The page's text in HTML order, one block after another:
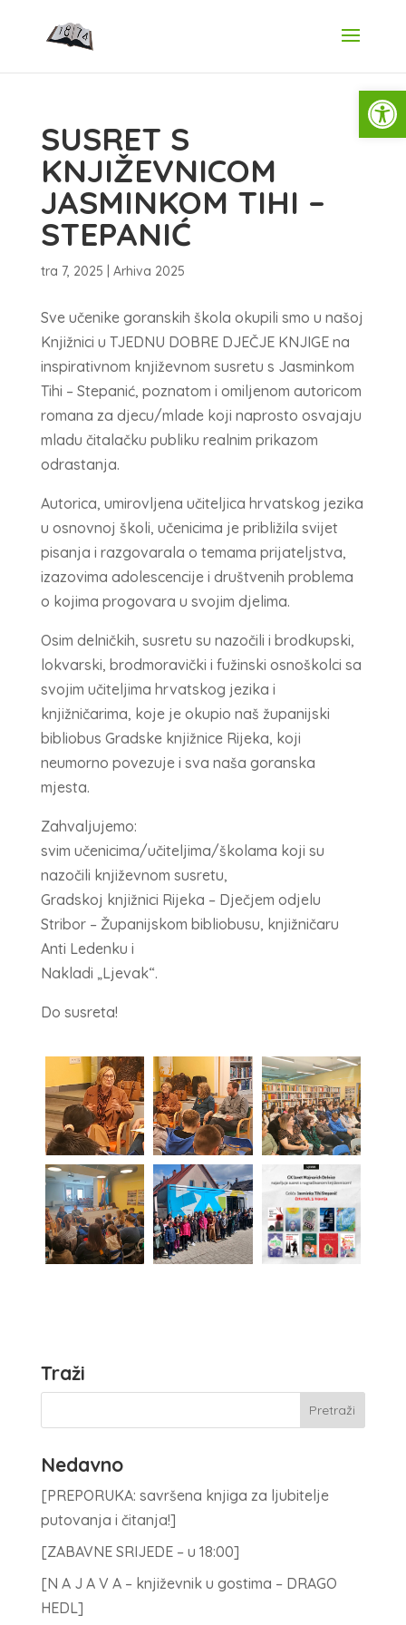
SUSRET S
KNJIŽEVNICOM
JASMINKOM TIHI –
STEPANIĆ
tra 7, 2025 Arhiva 2025
Sve učenike goranskih škola okupili smo u našoj
Knjižnici u TJEDNU DOBRE DJEČJE KNJIGE na
inspirativnom književnom susretu s Jasminkom
Tihi – Stepanić, poznatom i omiljenom autoricom
romana za djecu/mlade koji naprosto osvajaju
mladu čitalačku publiku realnim prikazom
odrastanja.
Autorica, umirovljena učiteljica hrvatskog jezika
u osnovnoj školi, učenicima je približila svijet
pisanja i razgovarala o temama prijateljstva,
izazovima adolescencije i društvenih problema
o kojima progovara u svojim djelima.
Osim delničkih, susretu su nazočili i brodkupski,
lokvarski, brodmoravički i fužinski osnoškolci sa
svojim učiteljima hrvatskog jezika i
knjižničarima, koje je okupio naš županijski
bibliobus Gradske knjižnice Rijeka, koji
neumorno povezuje i sva naša goranska
mjesta.
Zahvaljujemo:
svim učenicima/učiteljima/školama koji su
nazočili književnom susretu,
Gradskoj knjižnici Rijeka – Dječjem odjelu
Stribor – Županijskom bibliobusu, knjižničaru
Anti Ledenku i
Nakladi „Ljevak“.
Do susreta!
Traži
Nedavno
[PREPORUKA: savršena knjiga za ljubitelje
putovanja i čitanja!]
[ZABAVNE SRIJEDE – u 18:00]
[N A J A V A – književnik u gostima – DRAGO
HEDL]